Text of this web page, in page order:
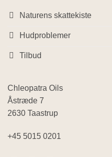
Naturens skattekiste
Hudproblemer
Tilbud
Chleopatra Oils
Åstræde 7
2630 Taastrup
+45 5015 0201